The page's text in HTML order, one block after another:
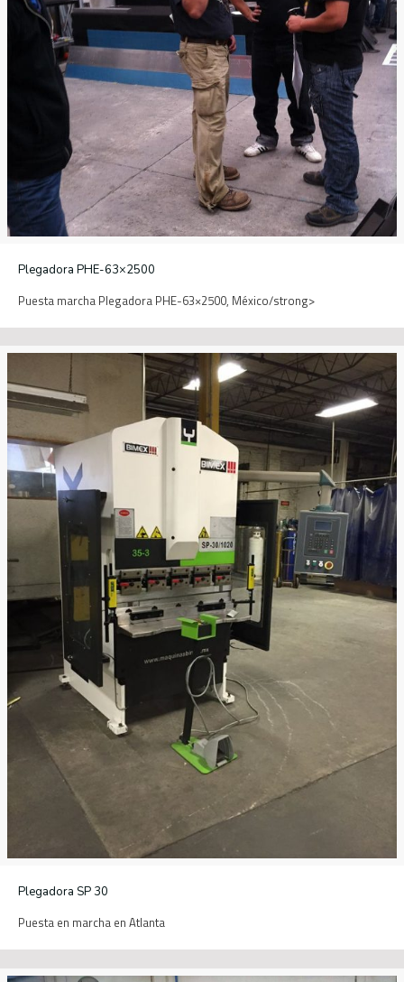
Plegadora PHE-63×2500
Puesta marcha Plegadora PHE-63×2500, México/strong>
Plegadora SP 30
Puesta en marcha en Atlanta